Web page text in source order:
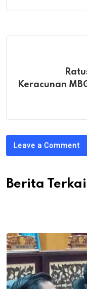
Keracunan
Leave a Comment
Berita